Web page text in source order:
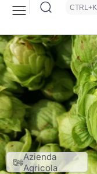
CTRL+K
Azienda
Agricola